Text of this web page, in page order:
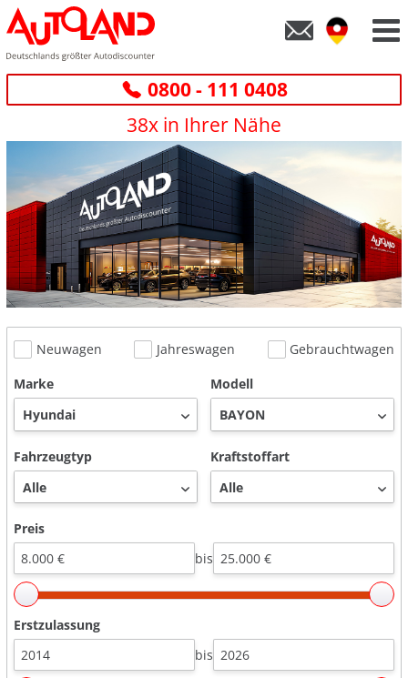
0800 - 111 0408
38x in Ihrer Nähe
Neuwagen Jahreswagen
Gebrauchtwagen
Marke
Modell
Fahrzeugtyp Kraftstoffart
Preis
bis
Erstzulassung
bis